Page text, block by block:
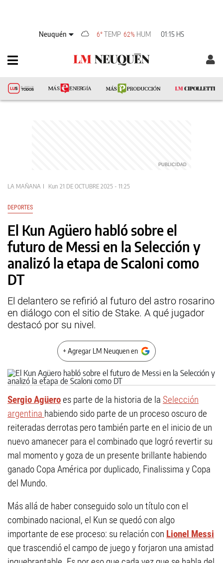
Neuquén 6°TEMP 62% HUM 01:15 HS
LA MAÑANA Kun 21 DE OCTUBRE 2025 - 11:25
DEPORTES
El Kun Agüero habló sobre el
futuro de Messi en la Selección y
analizó la etapa de Scaloni como
DT
El delantero se refirió al futuro del astro rosarino
en diálogo con el sitio de Stake. A qué jugador
destacó por su nivel.
+ Agregar LM Neuquen en
Sergio Agüeroes parte de la historia de la Selección
argentina habiendo sido parte de un proceso oscuro de
reiteradas derrotas pero también parte en el inicio de un
nuevo amanecer para el combinado que logró revertir su
mal momento y goza de un presente brillante habiendo
ganado Copa América por duplicado, Finalissima y Copa
del Mundo.
Más allá de haber conseguido solo un título con el
combinado nacional, el Kun se quedó con algo
importante de ese proceso: su relación con Lionel Messi
que trascendió el campo de juego y forjaron una amistad